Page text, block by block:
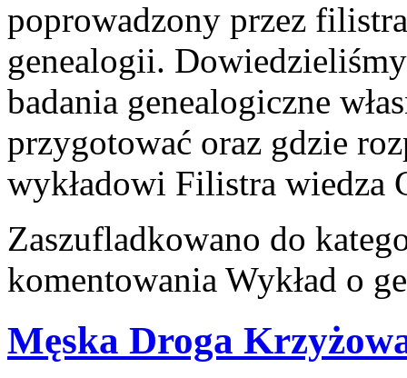
poprowadzony przez
genealogii.
badania genealogiczne
przygotować oraz gdzie
wykładowi Filistra
Zaszufladkowano do
komentowania Wykład o
Męska Droga